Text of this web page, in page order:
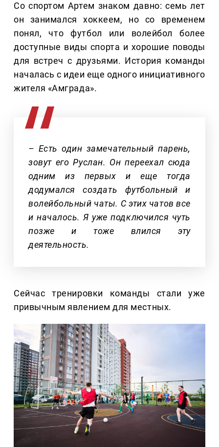
Со спортом Артем знаком давно: семь лет
он занимался хоккеем, но со временем
понял, что футбол или волейбол более
доступные виды спорта и хорошие поводы
для встреч с друзьями. История команды
началась с идеи еще одного инициативного
жителя «Амграда».
– Есть один замечательный парень,
зовут его Руслан. Он переехал сюда
одним из первых и еще тогда
додумался создать футбольный и
волейбольный чаты. С этих чатов все
и началось. Я уже подключился чуть
позже и тоже влился эту
деятельность.
Сейчас тренировки команды стали уже
привычным явлением для местных.